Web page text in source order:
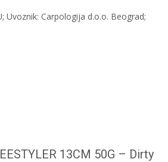
Uvoznik: Carpologija d.o.o. Beograd;
13CM 50G – Dirty